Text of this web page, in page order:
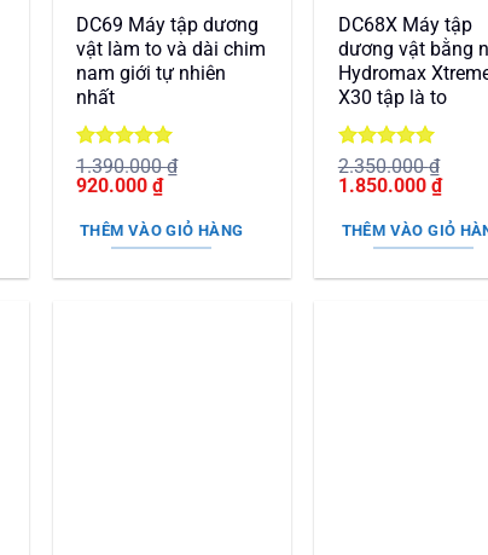
DC69 Máy tập dương
vật làm to và dài chim
nam giới tự nhiên
nhất
Được xếp
hạng55
1.390.000₫
Giá
là:
1.390.000 ₫.
920.000 ₫Giá
hiện
tại
là:
THÊM VÀO GIỎ HÀNG
DC68X Máy tập
dương vật bằng
Hydromax
X30 tập là to
Được xếp
hạng55
2.350.000₫
Giá
là:
2.350.000 ₫.
1.850.000 ₫Giá
hiện
tại
là:
THÊM VÀO GIỎ